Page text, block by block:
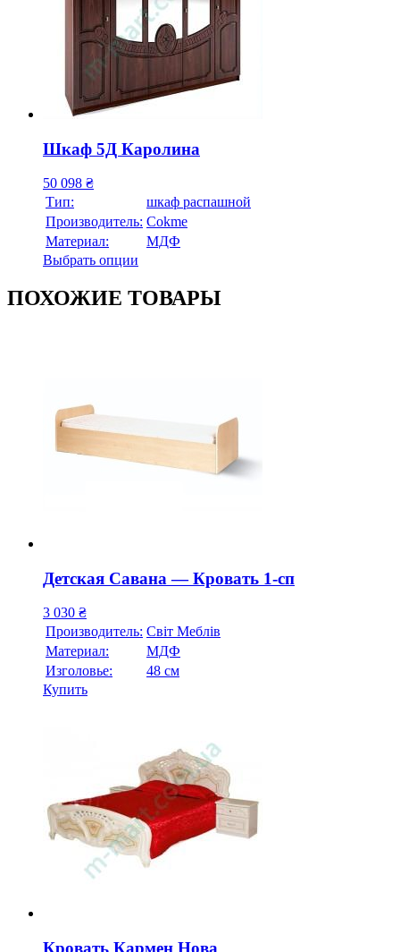
Шкаф 5Д Каролина
50 098 ₴
Тип:
шкаф распашной
Производитель: Cokme
Материал:
МДФ
Выбрать опции
ПОХОЖИЕ ТОВАРЫ
Детская Савана — Кровать 1-сп
3 030 ₴
Производитель: Свiт Меблiв
Материал:
МДФ
Изголовье:
48 см
Купить
Кровать Кармен Нова